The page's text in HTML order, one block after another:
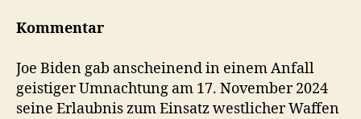
Kommentar
Joe Biden gab anscheinend in einem Anfall
geistiger Umnachtung am 17. November 2024
seine Erlaubnis zum Einsatz westlicher Waffen